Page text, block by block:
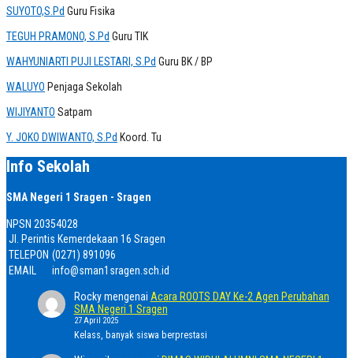
SUYOTO,S.Pd Guru Fisika
TEGUH PRAMONO, S.Pd Guru TIK
WAHYUNIARTI PUJI LESTARI, S.Pd Guru BK / BP
WALUYO Penjaga Sekolah
WIJIYANTO Satpam
Y. JOKO DWIWANTO, S.Pd Koord. Tu
Info Sekolah
SMA Negeri 1 Sragen - Sragen
NPSN 20354028
Jl. Perintis Kemerdekaan 16 Sragen
TELEPON (0271) 891096
EMAIL
info@sman1sragen.sch.id
Rockymengenai Acara ROOTS DAY Ke-2 Agen Perubahan
SMA Negeri 1 Sragen
27 April 2025
Kelass, banyak siswa berprestasi